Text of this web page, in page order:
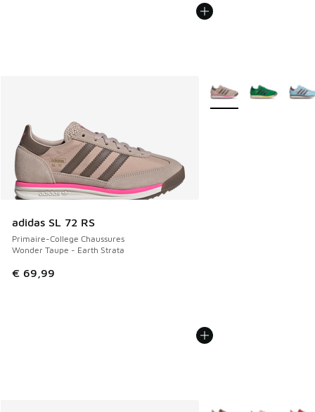
adidas SL 72 RS
Primaire-College Chaussures
Wonder Taupe - Earth Strata
€ 69,99
Plus de couleurs
Plus de couleurs